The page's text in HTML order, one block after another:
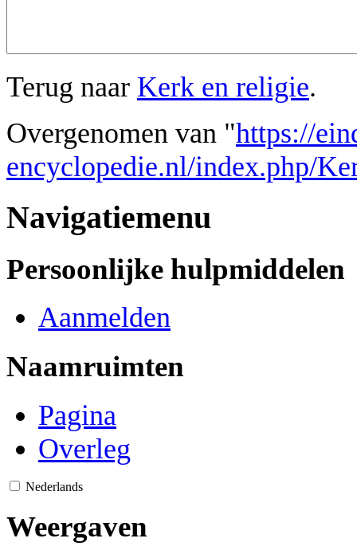
Terug naar Kerk en religie.
Overgenomen van "https://
encyclopedie.nl/index.php/
Navigatiemenu
Persoonlijke hulpmiddelen
Aanmelden
Naamruimten
Pagina
Overleg
Nederlands
Weergaven